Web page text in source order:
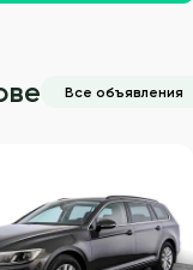
Все объявления